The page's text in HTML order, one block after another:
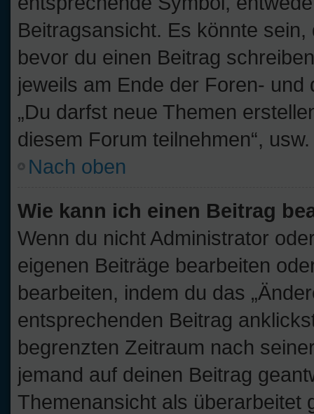
Beitragsansicht. Es könnte
bevor du einen Beitrag
jeweils am Ende der Foren-
„Du darfst neue Themen
diesem Forum teilnehmen“, usw.
Nach oben
Wie kann ich einen Beitrag
Wenn du nicht Administrator
eigenen Beiträge bearbeiten
bearbeiten, indem du das
entsprechenden Beitrag
begrenzten Zeitraum nach
jemand auf deinen Beitrag
Themenansicht als überarbeitet